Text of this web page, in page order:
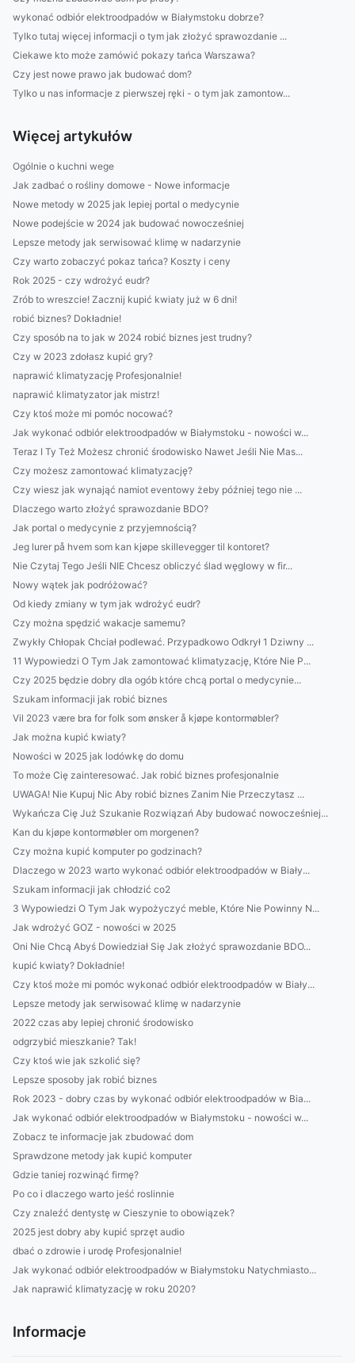
wykonać odbiór elektroodpadów w Białymstoku dobrze?
Tylko tutaj więcej informacji o tym jak złożyć sprawozdanie ...
Ciekawe kto może zamówić pokazy tańca Warszawa?
Czy jest nowe prawo jak budować dom?
Tylko u nas informacje z pierwszej ręki - o tym jak zamontow...
Więcej artykułów
Ogólnie o kuchni wege
Jak zadbać o rośliny domowe - Nowe informacje
Nowe metody w 2025 jak lepiej portal o medycynie
Nowe podejście w 2024 jak budować nowocześniej
Lepsze metody jak serwisować klimę w nadarzynie
Czy warto zobaczyć pokaz tańca? Koszty i ceny
Rok 2025 - czy wdrożyć eudr?
Zrób to wreszcie! Zacznij kupić kwiaty już w 6 dni!
robić biznes? Dokładnie!
Czy sposób na to jak w 2024 robić biznes jest trudny?
Czy w 2023 zdołasz kupić gry?
naprawić klimatyzację Profesjonalnie!
naprawić klimatyzator jak mistrz!
Czy ktoś może mi pomóc nocować?
Jak wykonać odbiór elektroodpadów w Białymstoku - nowości w...
Teraz I Ty Też Możesz chronić środowisko Nawet Jeśli Nie Mas...
Czy możesz zamontować klimatyzację?
Czy wiesz jak wynająć namiot eventowy żeby później tego nie ...
Dlaczego warto złożyć sprawozdanie BDO?
Jak portal o medycynie z przyjemnością?
Jeg lurer på hvem som kan kjøpe skillevegger til kontoret?
Nie Czytaj Tego Jeśli NIE Chcesz obliczyć ślad węglowy w fir...
Nowy wątek jak podróżować?
Od kiedy zmiany w tym jak wdrożyć eudr?
Czy można spędzić wakacje samemu?
Zwykły Chłopak Chciał podlewać. Przypadkowo Odkrył 1 Dziwny ...
11 Wypowiedzi O Tym Jak zamontować klimatyzację, Które Nie P...
Czy 2025 będzie dobry dla ogób które chcą portal o medycynie...
Szukam informacji jak robić biznes
Vil 2023 være bra for folk som ønsker å kjøpe kontormøbler?
Jak można kupić kwiaty?
Nowości w 2025 jak lodówkę do domu
To może Cię zainteresować. Jak robić biznes profesjonalnie
UWAGA! Nie Kupuj Nic Aby robić biznes Zanim Nie Przeczytasz ...
Wykańcza Cię Już Szukanie Rozwiązań Aby budować nowocześniej...
Kan du kjøpe kontormøbler om morgenen?
Czy można kupić komputer po godzinach?
Dlaczego w 2023 warto wykonać odbiór elektroodpadów w Biały...
Szukam informacji jak chłodzić co2
3 Wypowiedzi O Tym Jak wypożyczyć meble, Które Nie Powinny N...
Jak wdrożyć GOZ - nowości w 2025
Oni Nie Chcą Abyś Dowiedział Się Jak złożyć sprawozdanie BDO...
kupić kwiaty? Dokładnie!
Czy ktoś może mi pomóc wykonać odbiór elektroodpadów w Biały...
Lepsze metody jak serwisować klimę w nadarzynie
2022 czas aby lepiej chronić środowisko
odgrzybić mieszkanie? Tak!
Czy ktoś wie jak szkolić się?
Lepsze sposoby jak robić biznes
Rok 2023 - dobry czas by wykonać odbiór elektroodpadów w Bia...
Jak wykonać odbiór elektroodpadów w Białymstoku - nowości w...
Zobacz te informacje jak zbudować dom
Sprawdzone metody jak kupić komputer
Gdzie taniej rozwinąć firmę?
Po co i dlaczego warto jeść roslinnie
Czy znaleźć dentystę w Cieszynie to obowiązek?
2025 jest dobry aby kupić sprzęt audio
dbać o zdrowie i urodę Profesjonalnie!
Jak wykonać odbiór elektroodpadów w Białymstoku Natychmiasto...
Jak naprawić klimatyzację w roku 2020?
Informacje